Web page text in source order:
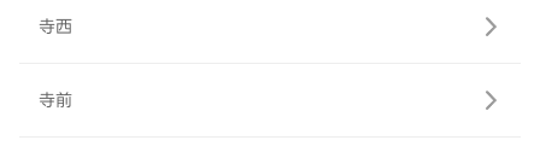
寺西
寺前